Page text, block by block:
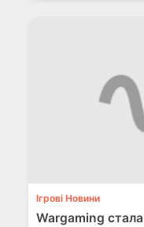
Ігрові Новини
Wargaming